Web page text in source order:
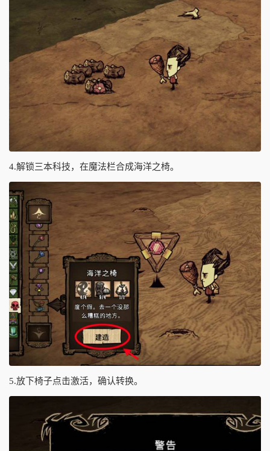
4.解锁三本科技，在魔法栏合成海洋之椅。
5.放下椅子点击激活，确认转换。